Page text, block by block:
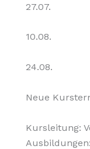
27.07.
10.08.
24.08.
Neue
Kursleitung: